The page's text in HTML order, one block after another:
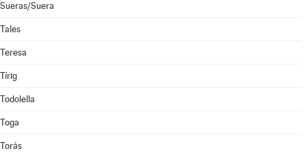
Sueras/Suera
Tales
Teresa
Tírig
Todolella
Toga
Torás